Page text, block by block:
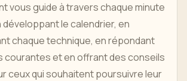
vous guide à travers chaque minute
développant le calendrier, en
chaque technique, en répondant
courantes et en offrant des conseils
ceux qui souhaitent poursuivre leur